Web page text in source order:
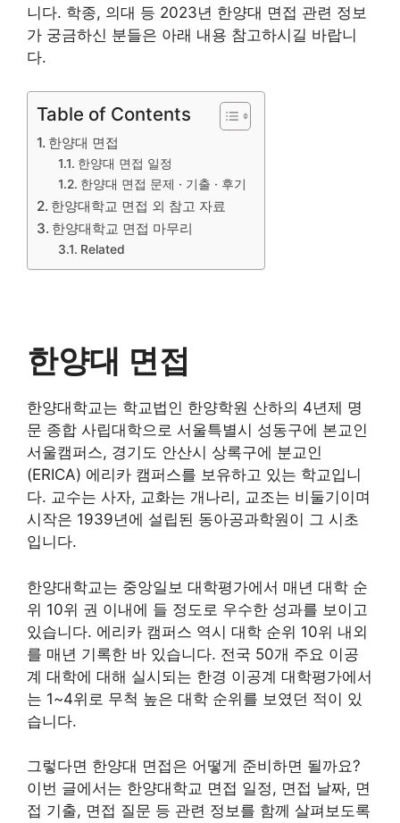
니다. 학종, 의대 등 2023년 한양대 면접 관련 정보
가 궁금하신 분들은 아래 내용 참고하시길 바랍니
다.
Table of Contents
한양대 면접
한양대 면접 일정
한양대 면접 문제 · 기출 · 후기
한양대학교 면접 외 참고 자료
한양대학교 면접 마무리
Related
한양대 면접
한양대학교는 학교법인 한양학원 산하의 4년제 명
문 종합 사립대학으로 서울특별시 성동구에 본교인
서울캠퍼스, 경기도 안산시 상록구에 분교인
(ERICA) 에리카 캠퍼스를 보유하고 있는 학교입니
다. 교수는 사자, 교화는 개나리, 교조는 비둘기이며
시작은 1939년에 설립된 동아공과학원이 그 시초
입니다.
한양대학교는 중앙일보 대학평가에서 매년 대학 순
위 10위 권 이내에 들 정도로 우수한 성과를 보이고
있습니다. 에리카 캠퍼스 역시 대학 순위 10위 내외
를 매년 기록한 바 있습니다. 전국 50개 주요 이공
계 대학에 대해 실시되는 한경 이공계 대학평가에서
는 1~4위로 무척 높은 대학 순위를 보였던 적이 있
습니다.
그렇다면 한양대 면접은 어떻게 준비하면 될까요?
이번 글에서는 한양대학교 면접 일정, 면접 날짜, 면
접 기출, 면접 질문 등 관련 정보를 함께 살펴보도록